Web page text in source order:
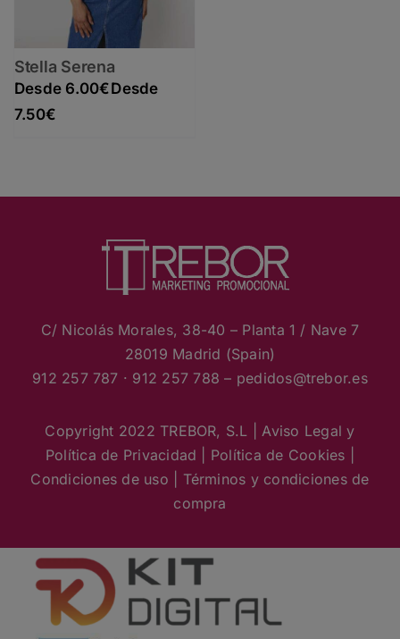
Stella Serena
6.00€
7.50€
C/ Nicolás Morales, 38-40 – Planta 1 / Nave 7
28019 Madrid (Spain)
912 257 787 · 912 257 788 – pedidos@trebor.es
Copyright 2022 TREBOR, S.L | Aviso Legal y
Política de Privacidad
Política de Cookies
Condiciones de uso
Términos y condiciones de
compra